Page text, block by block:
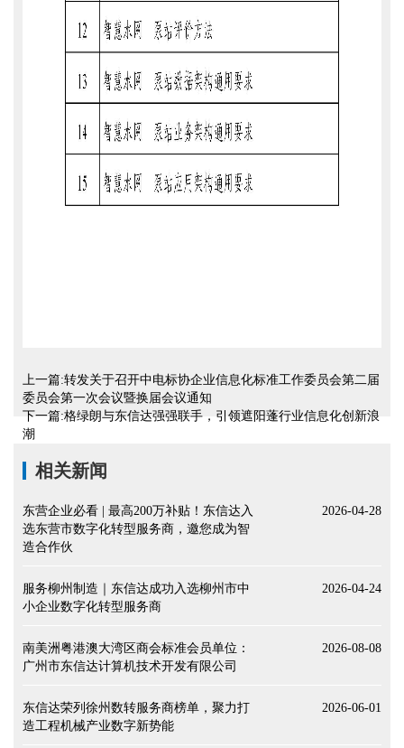
上一篇:转发关于召开中电标协企业信息化标准工作委员会第二届
委员会第一次会议暨换届会议通知
下一篇:格绿朗与东信达强强联手，引领遮阳蓬行业信息化创新浪
潮
相关新闻
东营企业必看 | 最高200万补贴！东信达入
选东营市数字化转型服务商，邀您成为智
造合作伙
2026-04-28
服务柳州制造｜东信达成功入选柳州市中
小企业数字化转型服务商
2026-04-24
南美洲粤港澳大湾区商会标准会员单位：
广州市东信达计算机技术开发有限公司
2026-08-08
东信达荣列徐州数转服务商榜单，聚力打
造工程机械产业数字新势能
2026-06-01